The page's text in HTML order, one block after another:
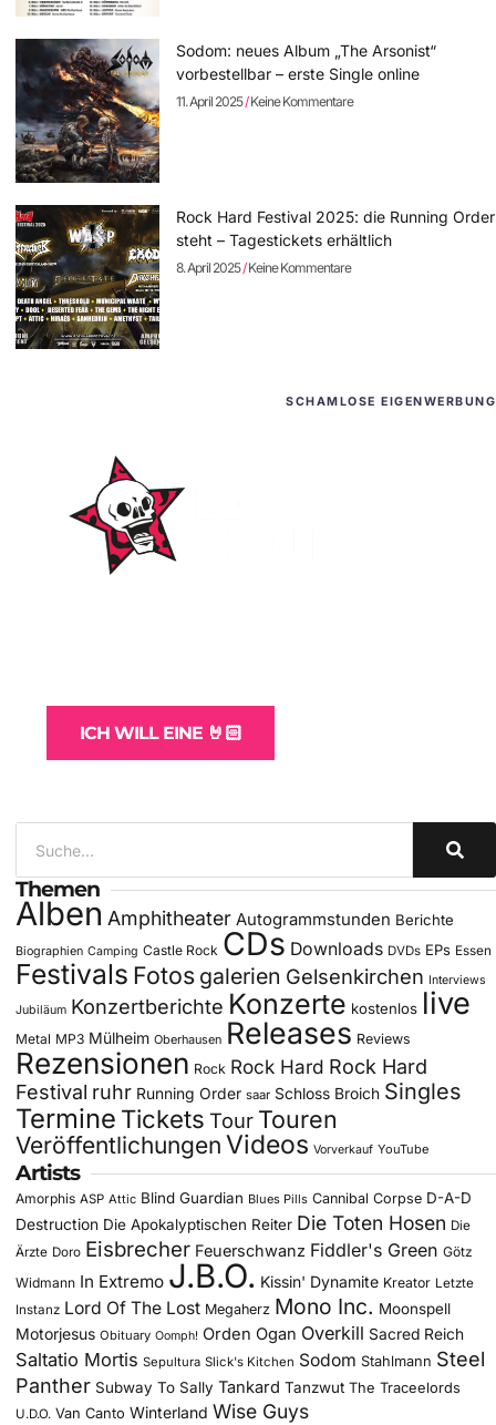
Sodom: neues Album „The Arsonist“
vorbestellbar – erste Single online
11. April 2025 Keine Kommentare
Rock Hard Festival 2025: die Running Order
steht – Tagestickets erhältlich
8. April 2025 Keine Kommentare
SCHAMLOSE EIGENWERBUNG
ICH WILL EINE 🤘🏻
Themen
Alben Amphitheater Autogrammstunden Berichte
Biographien Camping Castle Rock CDs Downloads DVDs EPs Essen
Festivals Fotos galerien Gelsenkirchen Interviews
Jubiläum Konzertberichte Konzerte kostenlos live
Metal MP3 Mülheim Oberhausen Releases Reviews
Rezensionen Rock Rock Hard Rock Hard
Festival ruhr Running Order saar Schloss Broich Singles
Termine Tickets Tour Touren
Veröffentlichungen Videos Vorverkauf YouTube
Artists
Amorphis ASP Attic Blind Guardian Blues Pills Cannibal Corpse D-A-D
Destruction Die Apokalyptischen Reiter Die Toten Hosen Die
Ärzte Doro Eisbrecher Feuerschwanz Fiddler's Green Götz
Widmann In Extremo J.B.O. Kissin' Dynamite Kreator Letzte
Instanz Lord Of The Lost Megaherz Mono Inc. Moonspell
Motorjesus Obituary Oomph! Orden Ogan Overkill Sacred Reich
Saltatio Mortis Sepultura Slick's Kitchen Sodom Stahlmann Steel
Panther Subway To Sally Tankard Tanzwut The Traceelords
U.D.O. Van Canto Winterland Wise Guys